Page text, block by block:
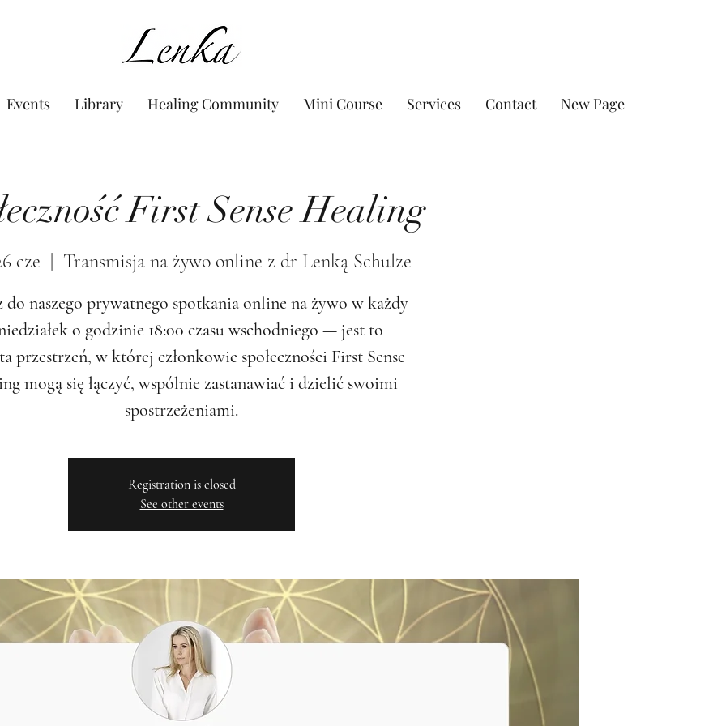
www.Lenka.org
Events Library Healing Community Mini Course Services Contact New Page
First Sense Healing
cze Transmisja na żywo online z dr Lenką Schulze
do naszego prywatnego spotkania online na żywo w każdy
o godzinie 18:00 czasu wschodniego — jest to
przestrzeń, w której członkowie społeczności First Sense
mogą się łączyć, wspólnie zastanawiać i dzielić swoimi
spostrzeżeniami.
Registration is closed
See other events